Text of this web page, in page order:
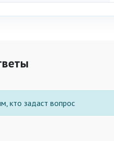
кто задаст вопрос